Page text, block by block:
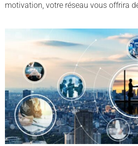
motivation, votre réseau vous offrira